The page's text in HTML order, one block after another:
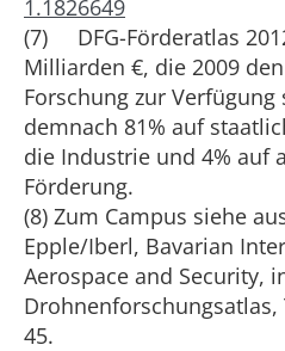
1.1826649
(7) DFG-Förderatlas
Milliarden €, die 2009
Forschung zur
demnach 81% auf
die Industrie und 4% auf
Förderung.
(8) Zum Campus siehe
Epple/Iberl, Bavarian
Aerospace and Security,
Drohnenforschungsatlas,
45.